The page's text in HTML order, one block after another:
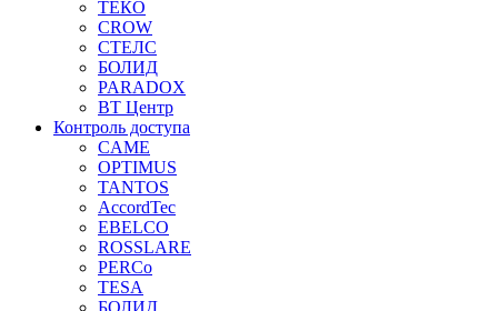
ТЕКО
CROW
СТЕЛС
БОЛИД
PARADOX
ВТ Центр
Контроль доступа
CAME
OPTIMUS
TANTOS
AccordTec
EBELCO
ROSSLARE
PERCo
TESA
БОЛИД